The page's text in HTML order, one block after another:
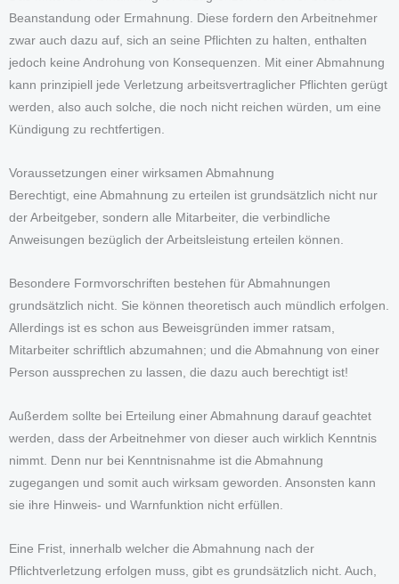
Beanstandung oder Ermahnung. Diese fordern den Arbeitnehmer
zwar auch dazu auf, sich an seine Pflichten zu halten, enthalten
jedoch keine Androhung von Konsequenzen. Mit einer Abmahnung
kann prinzipiell jede Verletzung arbeitsvertraglicher Pflichten gerügt
werden, also auch solche, die noch nicht reichen würden, um eine
Kündigung zu rechtfertigen.
Voraussetzungen einer wirksamen Abmahnung
Berechtigt, eine Abmahnung zu erteilen ist grundsätzlich nicht nur
der Arbeitgeber, sondern alle Mitarbeiter, die verbindliche
Anweisungen bezüglich der Arbeitsleistung erteilen können.
Besondere Formvorschriften bestehen für Abmahnungen
grundsätzlich nicht. Sie können theoretisch auch mündlich erfolgen.
Allerdings ist es schon aus Beweisgründen immer ratsam,
Mitarbeiter schriftlich abzumahnen; und die Abmahnung von einer
Person aussprechen zu lassen, die dazu auch berechtigt ist!
Außerdem sollte bei Erteilung einer Abmahnung darauf geachtet
werden, dass der Arbeitnehmer von dieser auch wirklich Kenntnis
nimmt. Denn nur bei Kenntnisnahme ist die Abmahnung
zugegangen und somit auch wirksam geworden. Ansonsten kann
sie ihre Hinweis- und Warnfunktion nicht erfüllen.
Eine Frist, innerhalb welcher die Abmahnung nach der
Pflichtverletzung erfolgen muss, gibt es grundsätzlich nicht. Auch,